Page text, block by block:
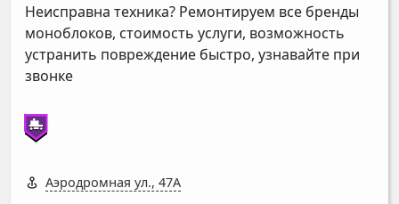
Неисправна техника? Ремонтируем все бренды
моноблоков, стоимость услуги, возможность
устранить повреждение быстро, узнавайте при
звонке
Аэродромная ул., 47А